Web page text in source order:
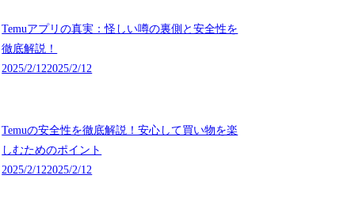
Temuアプリの真実：怪しい噂の裏側と安全性を
徹底解説！
2025/2/122025/2/12
Temuの安全性を徹底解説！安心して買い物を楽
しむためのポイント
2025/2/122025/2/12